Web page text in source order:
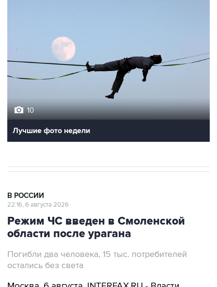
10
Лучшие фото недели
В РОССИИ
22:16, 6 августа 2026
Режим ЧС введен в Смоленской
области после урагана
Погибли два человека, 15 тыс. потребителей
остались без света